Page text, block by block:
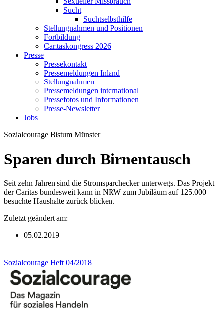
Sucht
Suchtselbsthilfe
Stellungnahmen und Positionen
Fortbildung
Caritaskongress 2026
Presse
Pressekontakt
Pressemeldungen Inland
Stellungnahmen
Pressemeldungen international
Pressefotos und Informationen
Presse-Newsletter
Jobs
Sozialcourage Bistum Münster
Sparen durch Birnentausch
Seit zehn Jahren sind die Stromsparchecker unterwegs. Das Projekt
der Caritas bundesweit kann in NRW zum Jubiläum auf 125.000
besuchte Haushalte zurück blicken.
Zuletzt geändert am:
05.02.2019
Sozialcourage Heft 04/2018